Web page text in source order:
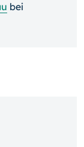
bei